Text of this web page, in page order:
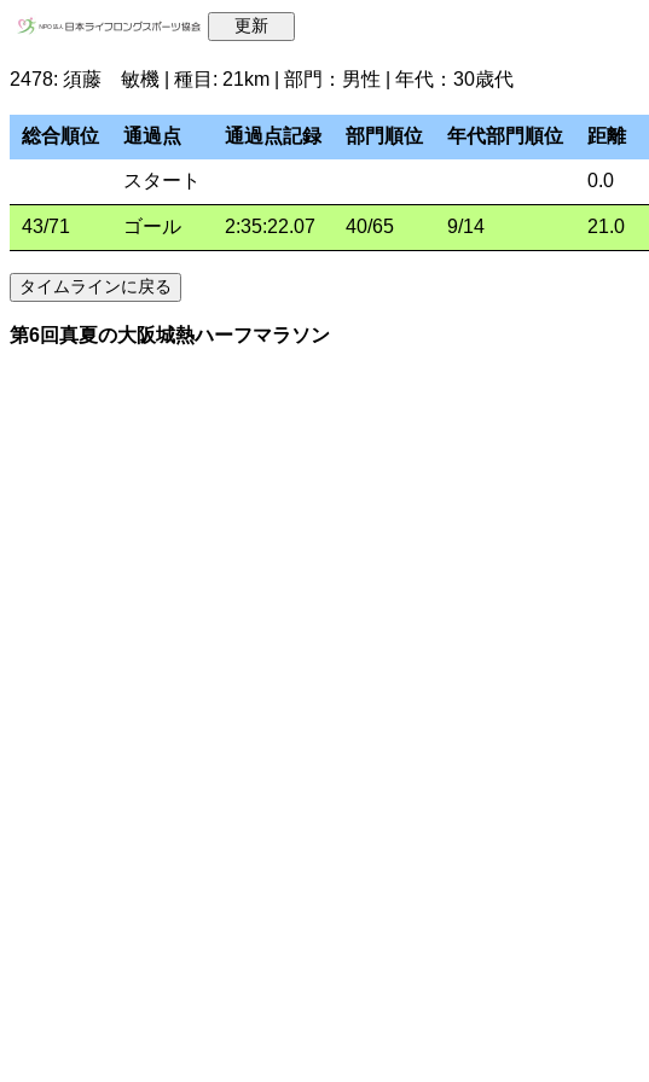
2478: 須藤 敏機 | 種目: 21km | 部門：男性 | 年代：30歳代
総合順位 通過点 通過点記録 部門順位 年代部門順位 距離
スタート 0.0
43/71 ゴール 2:35:22.07 40/65 9/14 21.0
第6回真夏の大阪城熱ハーフマラソン